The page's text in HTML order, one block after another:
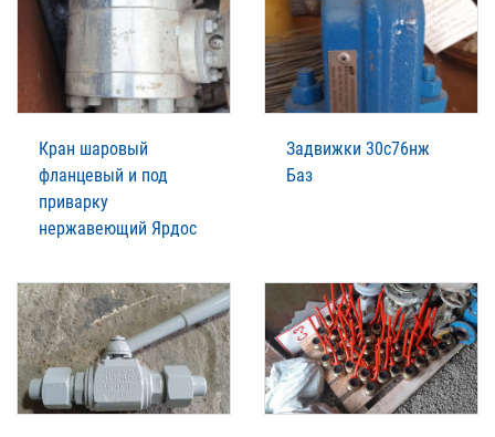
Кран шаровый
фланцевый и под
приварку
нержавеющий Ярдос
Задвижки 30с76нж
Баз